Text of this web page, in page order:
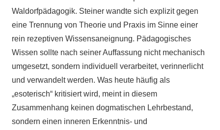
Waldorfpädagogik. Steiner wandte sich explizit gegen
eine Trennung von Theorie und Praxis im Sinne einer
rein rezeptiven Wissensaneignung. Pädagogisches
Wissen sollte nach seiner Auffassung nicht mechanisch
umgesetzt, sondern individuell verarbeitet, verinnerlicht
und verwandelt werden. Was heute häufig als
„esoterisch“ kritisiert wird, meint in diesem
Zusammenhang keinen dogmatischen Lehrbestand,
sondern einen inneren Erkenntnis- und